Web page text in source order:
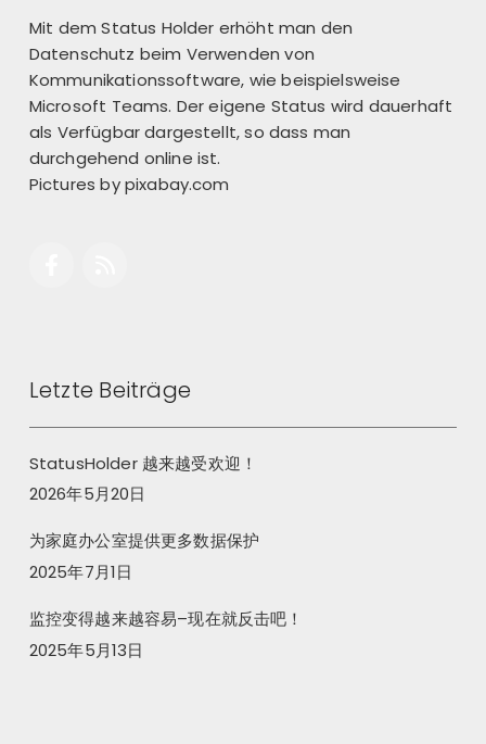
Mit dem Status Holder erhöht man den
Datenschutz beim Verwenden von
Kommunikationssoftware, wie beispielsweise
Microsoft Teams. Der eigene Status wird dauerhaft
als Verfügbar dargestellt, so dass man
durchgehend online ist.
Pictures bypixabay.com
Letzte Beiträge
StatusHolder 越来越受欢迎！
2026年5月20日
为家庭办公室提供更多数据保护
2025年7月1日
监控变得越来越容易–现在就反击吧！
2025年5月13日